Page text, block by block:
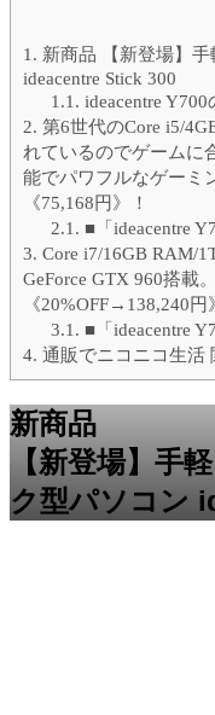
1. 新商品 【新登場】
ideacentre Stick 300
1.1. ideacentre Y700
2. 第6世代のCore i5/
れているのでゲームに
能でパワフルなゲーミ
《75,168円》！
2.1. ■「ideacentre
3. Core i7/16GB RAM/
GeForce GTX 960搭載
《20%OFF→138,240円》
3.1. ■「ideacentre
4. 通販でニコニコ生活
新商品
【新登場】手
ク型パソコン